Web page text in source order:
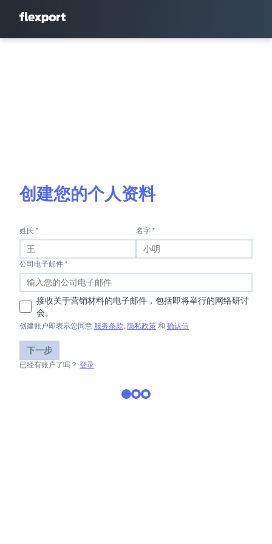
创建您的个人资料
姓氏 * 名字 *
公司电子邮件 *
接收关于营销材料的电子邮件，包括即将举行的网络研讨
会。
创建账户即表示您同意 服务条款, 隐私政策 和 确认信
下一步
已经有账户了吗？ 登录